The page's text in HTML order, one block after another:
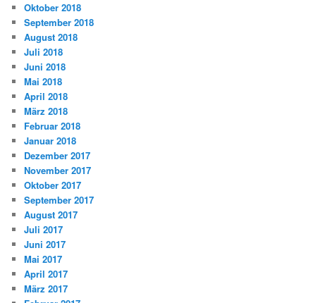
Oktober 2018
September 2018
August 2018
Juli 2018
Juni 2018
Mai 2018
April 2018
März 2018
Februar 2018
Januar 2018
Dezember 2017
November 2017
Oktober 2017
September 2017
August 2017
Juli 2017
Juni 2017
Mai 2017
April 2017
März 2017